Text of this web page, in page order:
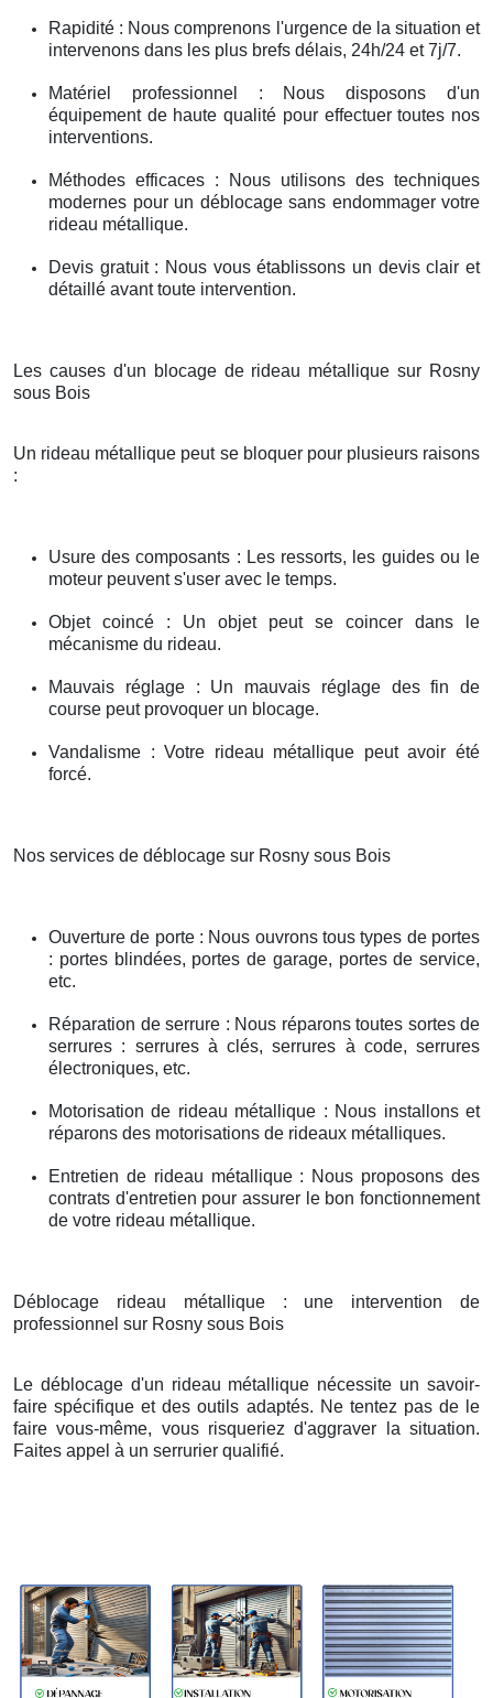
Rapidité : Nous comprenons l'urgence de la situation et
intervenons dans les plus brefs délais, 24h/24 et 7j/7.
Matériel professionnel : Nous disposons d'un
équipement de haute qualité pour effectuer toutes nos
interventions.
Méthodes efficaces : Nous utilisons des techniques
modernes pour un déblocage sans endommager votre
rideau métallique.
Devis gratuit : Nous vous établissons un devis clair et
détaillé avant toute intervention.
Les causes d'un blocage de rideau métallique sur Rosny
sous Bois
Un rideau métallique peut se bloquer pour plusieurs raisons
:
Usure des composants : Les ressorts, les guides ou le
moteur peuvent s'user avec le temps.
Objet coincé : Un objet peut se coincer dans le
mécanisme du rideau.
Mauvais réglage : Un mauvais réglage des fin de
course peut provoquer un blocage.
Vandalisme : Votre rideau métallique peut avoir été
forcé.
Nos services de déblocage sur Rosny sous Bois
Ouverture de porte : Nous ouvrons tous types de portes
: portes blindées, portes de garage, portes de service,
etc.
Réparation de serrure : Nous réparons toutes sortes de
serrures : serrures à clés, serrures à code, serrures
électroniques, etc.
Motorisation de rideau métallique : Nous installons et
réparons des motorisations de rideaux métalliques.
Entretien de rideau métallique : Nous proposons des
contrats d'entretien pour assurer le bon fonctionnement
de votre rideau métallique.
Déblocage rideau métallique : une intervention de
professionnel sur Rosny sous Bois
Le déblocage d'un rideau métallique nécessite un savoir-
faire spécifique et des outils adaptés. Ne tentez pas de le
faire vous-même, vous risqueriez d'aggraver la situation.
Faites appel à un serrurier qualifié.